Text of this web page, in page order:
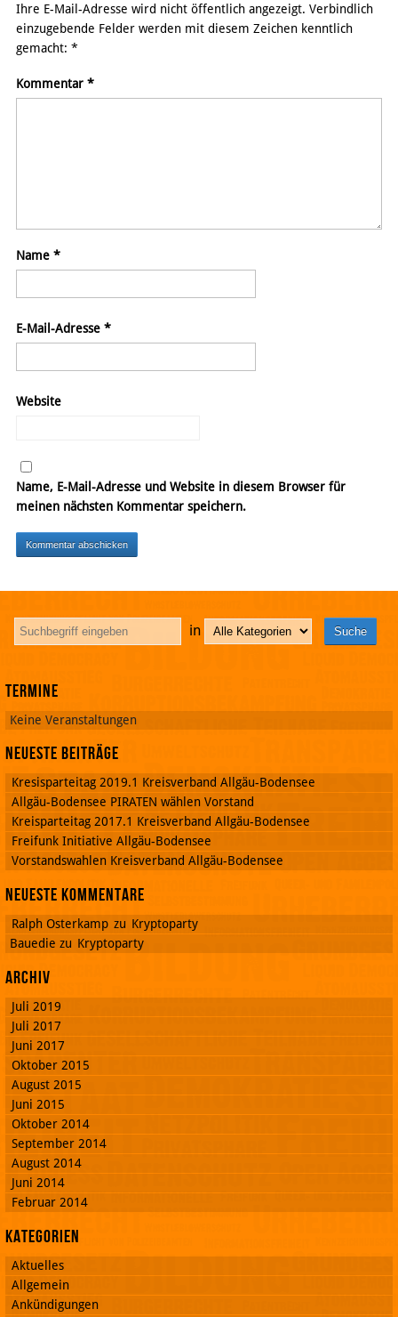
Ihre E-Mail-Adresse wird nicht öffentlich angezeigt. Verbindlich
einzugebende Felder werden mit diesem Zeichen kenntlich
gemacht: *
Kommentar *
Name *
E-Mail-Adresse *
Website
Name, E-Mail-Adresse und Website in diesem Browser für
meinen nächsten Kommentar speichern.
in
Termine
Keine Veranstaltungen
Neueste Beiträge
Kresisparteitag 2019.1 Kreisverband Allgäu-Bodensee
Allgäu-Bodensee PIRATEN wählen Vorstand
Kreisparteitag 2017.1 Kreisverband Allgäu-Bodensee
Freifunk Initiative Allgäu-Bodensee
Vorstandswahlen Kreisverband Allgäu-Bodensee
Neueste Kommentare
Ralph Osterkamp zu Kryptoparty
Bauedie zu Kryptoparty
Archiv
Juli 2019
Juli 2017
Juni 2017
Oktober 2015
August 2015
Juni 2015
Oktober 2014
September 2014
August 2014
Juni 2014
Februar 2014
Kategorien
Aktuelles
Allgemein
Ankündigungen